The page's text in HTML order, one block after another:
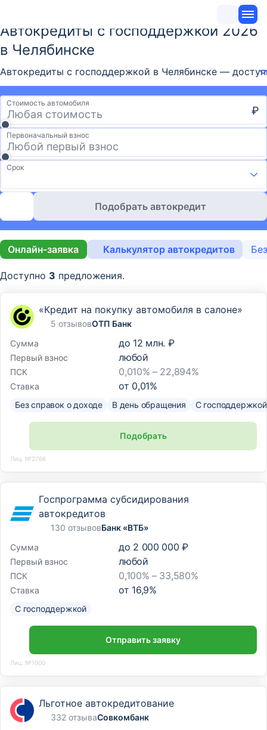
Автокредиты с господдержкой 2026
в Челябинске
Автокредиты с господдержкой в Челябинске —
Стоимость автомобиля
₽
Первоначальный взнос
Срок
Подобрать автокредит
Онлайн-заявка Калькулятор автокредитов
Доступно 3 предложения.
«Кредит на покупку автомобиля в салоне»
5 отзывовОТП Банк
Сумма
до 12 млн. ₽
Первый взнос любой
ПСК 0,010% – 22,894%
Ставка от 0,01%
Без справок о доходе В день обращения С господдержкой
Подобрать
Лиц. №2766
Госпрограмма субсидирования
автокредитов
130 отзывовБанк «ВТБ»
Сумма
до 2 000 000 ₽
Первый взнос любой
ПСК 0,100% – 33,580%
Ставка от 16,9%
С господдержкой
Отправить заявку
Лиц. №1000
Льготное автокредитование
332 отзываСовкомбанк